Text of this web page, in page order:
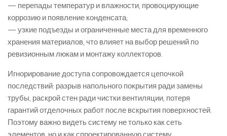
— перепады температур и влажности, провоцирующие
коррозию и появление конденсата;
— узкие подъезды и ограниченные места для временного
хранения материалов, что влияет на выбор решений по
ревизионным люкам и монтажу коллекторов.
Игнорирование доступа сопровождается цепочкой
последствий: разрыв напольного покрытия ради замены
трубы, раскрой стен ради чистки вентиляции, потеря
гарантий отделочных работ после вскрытия поверхностей.
Поэтому важно видеть систему не только как сеть